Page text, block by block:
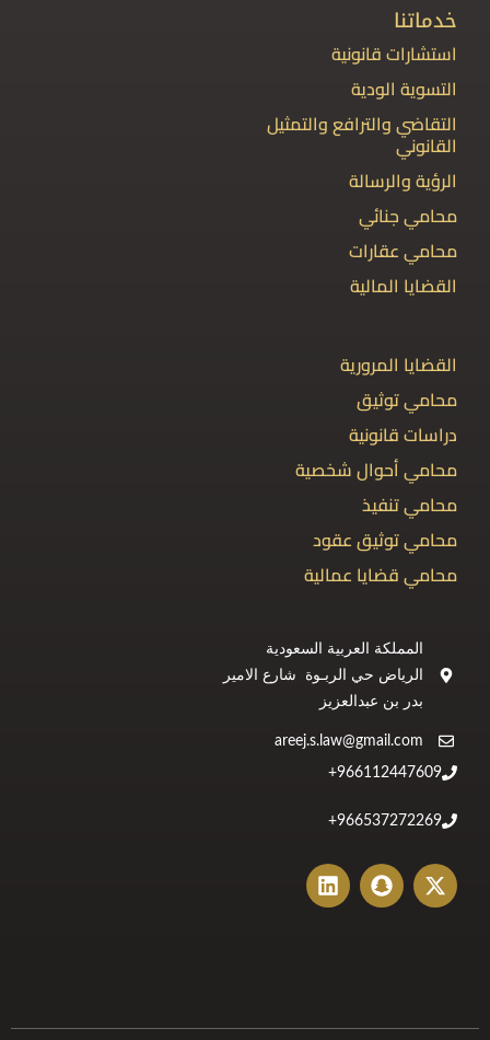
خدماتنا
استشارات قانونية
التسوية الودية
التقاضي والترافع والتمثيل
القانوني
الرؤية والرسالة
محامي جنائي
محامي عقارات
القضايا المالية
القضايا المرورية
محامي توثيق
دراسات قانونية
محامي أحوال شخصية
محامي تنفيذ
محامي توثيق عقود
محامي قضايا عمالية
المملكة العربية السعودية
الرياض حي الربـوة شارع الامير
بدر بن عبدالعزيز
areej.s.law@gmail.com
966112447609+
966537272269+